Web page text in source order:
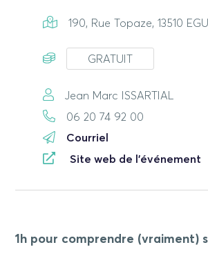
190, Rue Topaze, 13510
GRATUIT
Jean Marc ISSARTIAL
06 20 74 92 00
Courriel
Site web de l'événement
1h pour comprendre (vraiment)